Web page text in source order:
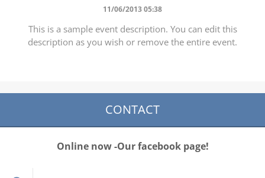
11/06/2013 05:38
This is a sample event description. You can edit this
description as you wish or remove the entire event.
CONTACT
Online now -Our facebook page!